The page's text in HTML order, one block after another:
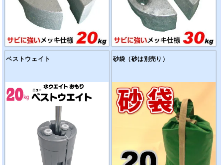
ベストウェイト 砂袋（砂は別売り）